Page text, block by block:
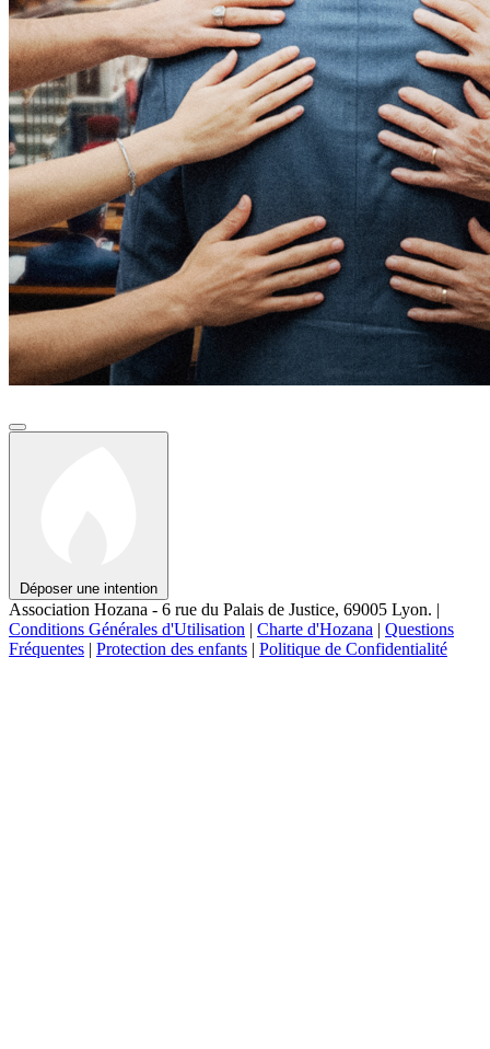
Déposer une intention
Association Hozana - 6 rue du Palais de Justice, 69005 Lyon. |
Conditions Générales d'Utilisation | Charte d'Hozana | Questions
Fréquentes | Protection des enfants | Politique de Confidentialité